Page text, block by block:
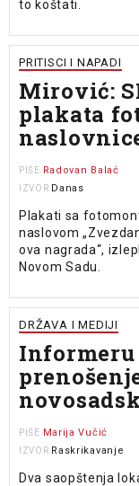
to koštati.
PRITISCI I NAPADI
Mirović:
plakata
PIŠE Radovan Balać
IZVOR Danas
Plakati sa
naslovom
ova nagrada“,
Novom Sadu.
DRŽAVA I MEDIJI
Informeru
PIŠE Marija Vučić
IZVOR Raskrikavanje
Dva saopštenja